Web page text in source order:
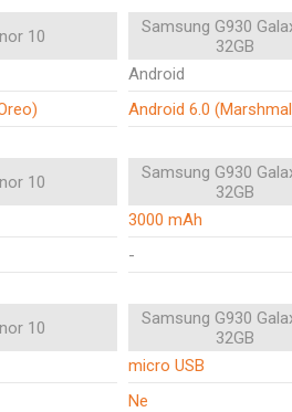
10
Samsung G930
32GB
Android
Android 6.0
10
Samsung G930
32GB
3000 mAh
-
10
Samsung G930
32GB
micro USB
Ne